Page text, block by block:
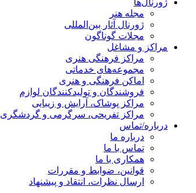
ژورنال‌ها
مجله هنر
ژورنال آثار بین‌المللی
مجلات گوناگون
مراکز و مشاغل
مراکز فرهنگی هنری
مجموعه‌های خدماتی
اماکن فرهنگی و هنری
فروشندگان و تولیدکنندگان لوازم
مراکز پوشاک، آرایش و زیبایی
مراکز تفریحی، سرگرمی و گردشگری
درباره/تماس
درباره ما
تماس با ما
همکاری با ما
قوانین، ضوابط و مقررات
ارسال نظرات، انتقاد و پیشنهاد